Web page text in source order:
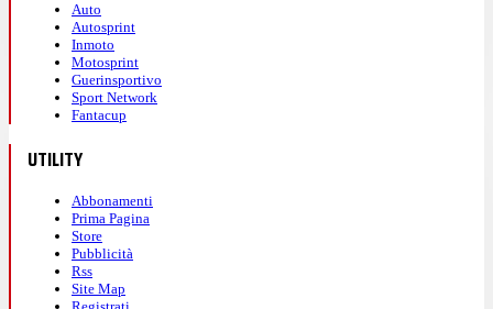
Auto
Autosprint
Inmoto
Motosprint
Guerinsportivo
Sport Network
Fantacup
UTILITY
Abbonamenti
Prima Pagina
Store
Pubblicità
Rss
Site Map